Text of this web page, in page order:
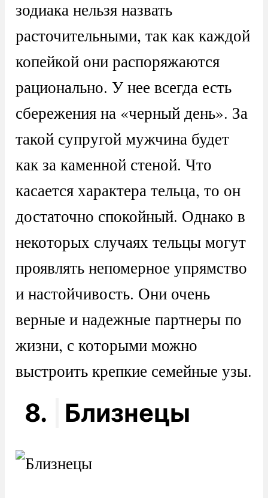
зодиака нельзя назвать
расточительными, так как каждой
копейкой они распоряжаются
рационально. У нее всегда есть
сбережения на «черный день». За
такой супругой мужчина будет
как за каменной стеной. Что
касается характера тельца, то он
достаточно спокойный. Однако в
некоторых случаях тельцы могут
проявлять непомерное упрямство
и настойчивость. Они очень
верные и надежные партнеры по
жизни, с которыми можно
выстроить крепкие семейные узы.
8. Близнецы